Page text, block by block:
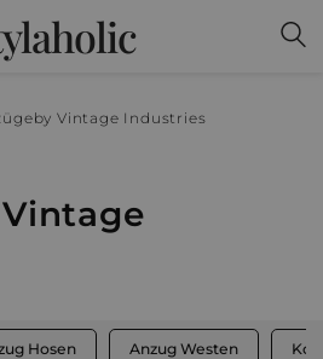
by Vintage Industries
Hosen Anzug Westen